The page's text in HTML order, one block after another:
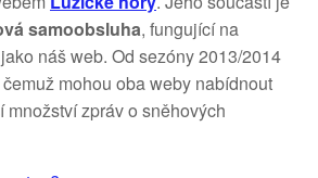
samoobsluha, fungující na
náš web. Od sezóny 2013/2014
mohou oba weby nabídnout
množství zpráv o sněhových